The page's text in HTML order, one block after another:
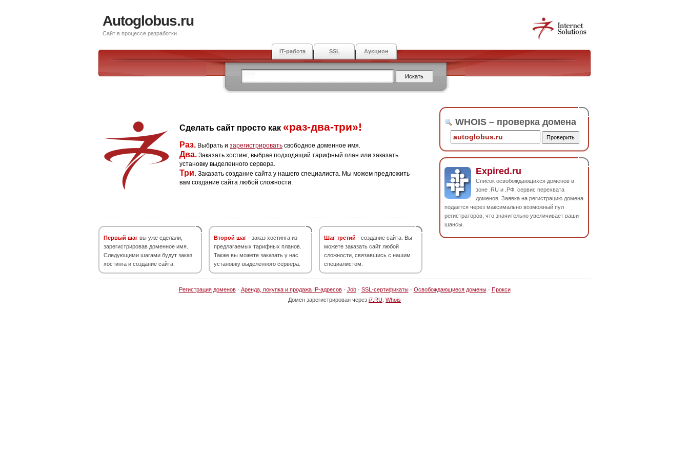
Autoglobus.ru
Сайт в процессе разработки
IT-работа SSL Аукцион
Сделать сайт просто как «раз-два-три»!
Раз. Выбрать и зарегистрировать свободное доменное имя.
Два. Заказать хостинг, выбрав подходящий тарифный план или заказать
установку выделенного сервера.
Три. Заказать создание сайта у нашего специалиста. Мы можем предложить
вам создание сайта любой сложности.
Первый шаг вы уже сделали,
зарегистрировав доменное имя.
Следующими шагами будут заказ
хостинга и создание сайта.
Второй шаг - заказ хостинга из
предлагаемых тарифных планов.
Также вы можете заказать у нас
установку выделенного сервера.
Шаг третий - создание сайта. Вы
можете заказать сайт любой
сложности, связавшись с нашим
специалистом.
WHOIS – проверка домена
Expired.ru
Список освобождающихся доменов в
зоне .RU и .РФ, сервис перехвата
доменов. Заявка на регистрацию домена
подается через максимально возможный пул
регистраторов, что значительно увеличивает ваши
шансы.
Регистрация доменов· Аренда, покупка и продажа IP-адресов· Job· SSL-сертификаты· Освобождающиеся домены· Прокси
Домен зарегистрирован через i7.RU Whois